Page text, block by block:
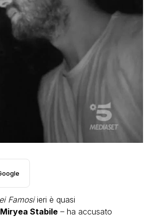
Famosiieri è quasi
Miryea Stabile– ha accusato